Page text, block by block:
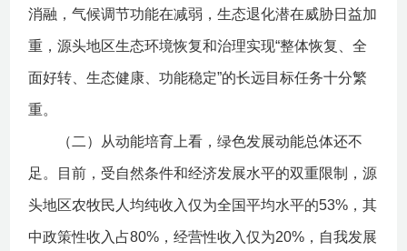
消融，气候调节功能在减弱，生态退化潜在威胁日益加
重，源头地区生态环境恢复和治理实现“整体恢复、全
面好转、生态健康、功能稳定”的长远目标任务十分繁
重。
（二）从动能培育上看，绿色发展动能总体还不
足。目前，受自然条件和经济发展水平的双重限制，源
头地区农牧民人均纯收入仅为全国平均水平的53%，其
中政策性收入占80%，经营性收入仅为20%，自我发展